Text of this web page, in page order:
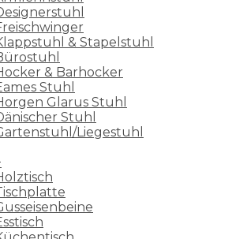
& Stapelstuhl
& Barhocker
Stuhl
Glarus Stuhl
Stuhl
Liegestuhl